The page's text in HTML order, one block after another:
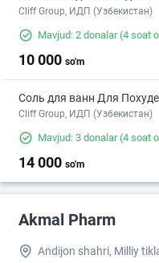
Cliff Group, ИДП (Узбекистан)
Mavjud: 2 donalar(4 soat
10 000 so'm
Соль для ванн Для
Cliff Group, ИДП (Узбекистан)
Mavjud: 3 donalar(4 soat
14 000 so'm
Akmal Pharm
Andijon shahri, Milliy